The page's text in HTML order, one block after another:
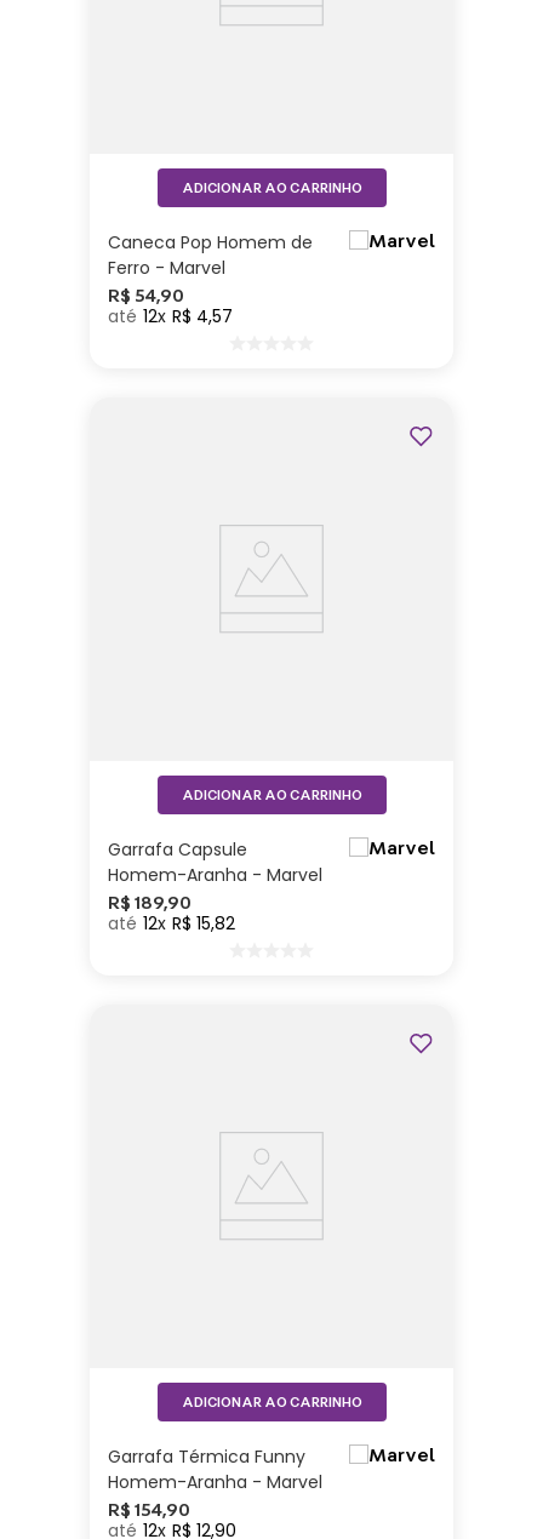
Caneca Pop Homem de
Ferro - Marvel
R$ 54,90
12 R$ 4,57
ADICIONAR AO CARRINHO
Garrafa Capsule
Homem-Aranha - Marvel
R$ 189,90
12 R$ 15,82
ADICIONAR AO CARRINHO
Garrafa Térmica Funny
Homem-Aranha - Marvel
R$ 154,90
12 R$ 12,90
ADICIONAR AO CARRINHO